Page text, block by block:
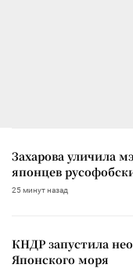
Захарова уличила
японцев
25 минут назад
КНДР запустила
Японского моря